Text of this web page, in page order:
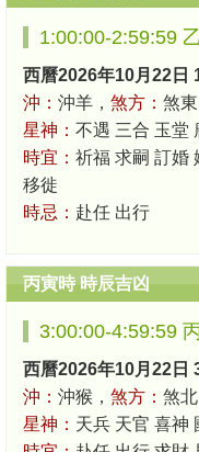
1:00:00-2:59:59
西曆2026年10月22日
沖： 沖羊， 煞方： 煞東
星神： 不遇 三合 玉堂
時宜： 祈福 求嗣 訂婚
移徙
時忌： 赴任 出行
丙寅時 時辰吉凶
3:00:00-4:59:59
西曆2026年10月22日
沖： 沖猴， 煞方： 煞北
星神： 天兵 天官 喜神